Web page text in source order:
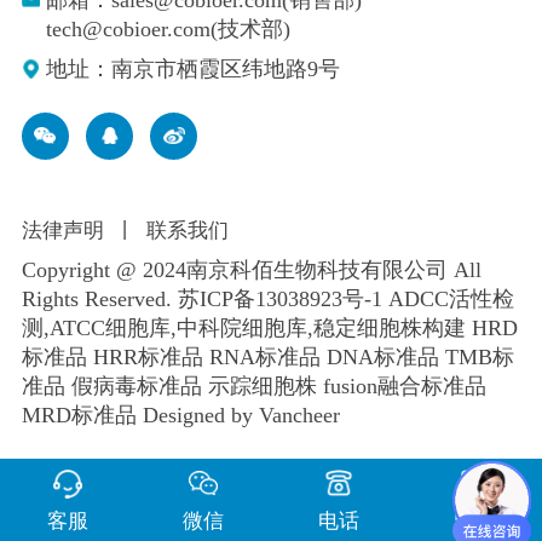
tech@cobioer.com(技术部)
地址：南京市栖霞区纬地路9号
法律声明 联系我们
Copyright @ 2024南京科佰生物科技有限公司 All
Rights Reserved. 苏ICP备13038923号-1 ADCC活性检
测,ATCC细胞库,中科院细胞库,稳定细胞株构建 HRD
标准品 HRR标准品 RNA标准品 DNA标准品 TMB标
准品 假病毒标准品 示踪细胞株 fusion融合标准品
MRD标准品 Designed by Vancheer
客服 微信 电话 留言